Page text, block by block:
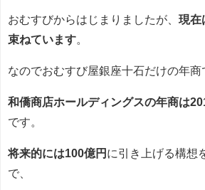
おむすびからはじまりましたが、 現在
束ねています。
なのでおむすび屋銀座十石だけの年商
和僑商店ホールディングスの年商は
です。
将来的には100億円 に引き上げる構想
で、